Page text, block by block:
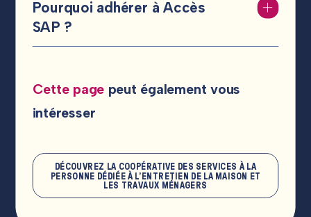
Pourquoi adhérer à Accès
SAP ?
Cette page peut également vous
intéresser
DÉCOUVREZ LA COOPÉRATIVE DES SERVICES À LA
PERSONNE DÉDIÉE À L’ENTRETIEN DE LA MAISON ET
LES TRAVAUX MÉNAGERS